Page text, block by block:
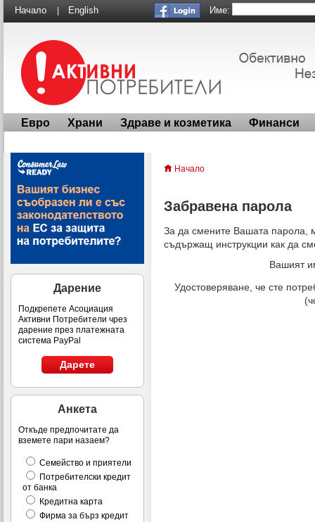
Начало English Име:
Евро Храни Здраве и козметика Финанси
Дарение
Подкрепете Асоциация
Активни Потребители чрез
дарение през платежната
система PayPal
Дарете
Анкета
Откъде предпочитате да
вземете пари назаем?
Семейство и приятели
Потребителски кредит
от банка
Кредитна карта
Фирма за бърз кредит
Начало
Забравена парола
За да смените Вашата парола,
съдържащ инструкции как да
Вашият
Удостоверяване, че сте